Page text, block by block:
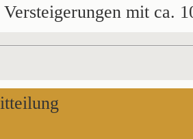
mit ca.